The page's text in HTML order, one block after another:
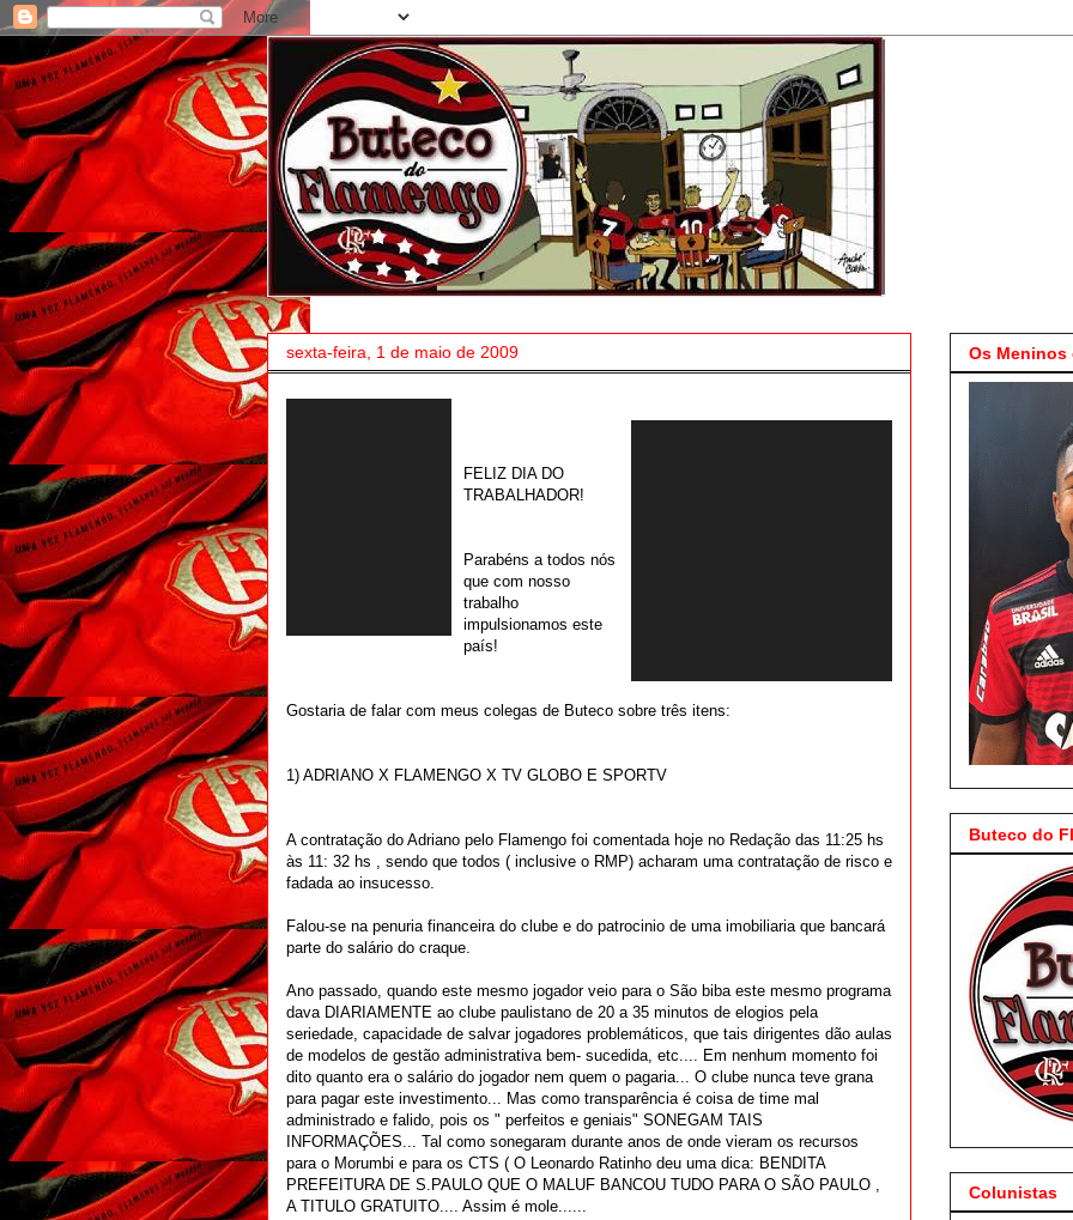
sexta-feira, 1 de maio de 2009
FELIZ DIA DO
TRABALHADOR!
Parabéns a todos nós
que com nosso
trabalho
impulsionamos este
país!
Gostaria de falar com meus colegas de Buteco sobre três itens:
1) ADRIANO X FLAMENGO X TV GLOBO E SPORTV
A contratação do Adriano pelo Flamengo foi comentada hoje no Redação das 11:25 hs
às 11: 32 hs , sendo que todos ( inclusive o RMP) acharam uma contratação de risco e
fadada ao insucesso.
Falou-se na penuria financeira do clube e do patrocinio de uma imobiliaria que bancará
parte do salário do craque.
Ano passado, quando este mesmo jogador veio para o São biba este mesmo programa
dava DIARIAMENTE ao clube paulistano de 20 a 35 minutos de elogios pela
seriedade, capacidade de salvar jogadores problemáticos, que tais dirigentes dão aulas
de modelos de gestão administrativa bem- sucedida, etc.... Em nenhum momento foi
dito quanto era o salário do jogador nem quem o pagaria... O clube nunca teve grana
para pagar este investimento... Mas como transparência é coisa de time mal
administrado e falido, pois os " perfeitos e geniais" SONEGAM TAIS
INFORMAÇÕES... Tal como sonegaram durante anos de onde vieram os recursos
para o Morumbi e para os CTS ( O Leonardo Ratinho deu uma dica: BENDITA
PREFEITURA DE S.PAULO QUE O MALUF BANCOU TUDO PARA O SÃO PAULO ,
A TITULO GRATUITO.... Assim é mole......
Os
Buteco do
Colunistas